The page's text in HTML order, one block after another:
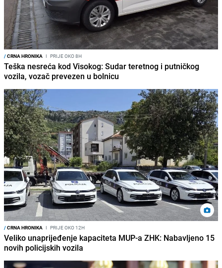
/CRNA HRONIKA I PRIJE OKO 8H
Teška nesreća kod Visokog: Sudar teretnog i putničkog
vozila, vozač prevezen u bolnicu
/CRNA HRONIKA I PRIJE OKO 12H
Veliko unaprijeđenje kapaciteta MUP-a ZHK: Nabavljeno 15
novih policijskih vozila